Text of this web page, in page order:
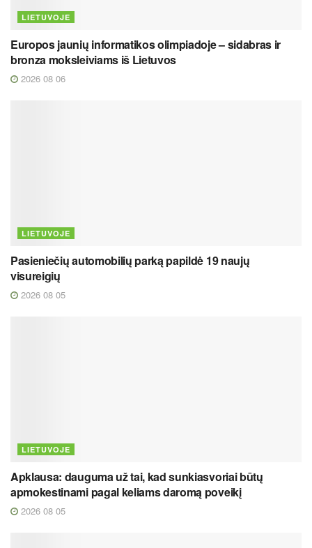
LIETUVOJE
Europos jaunių informatikos olimpiadoje – sidabras ir
bronza moksleiviams iš Lietuvos
2026 08 06
LIETUVOJE
Pasieniečių automobilių parką papildė 19 naujų
visureigių
2026 08 05
LIETUVOJE
Apklausa: dauguma už tai, kad sunkiasvoriai būtų
apmokestinami pagal keliams daromą poveikį
2026 08 05